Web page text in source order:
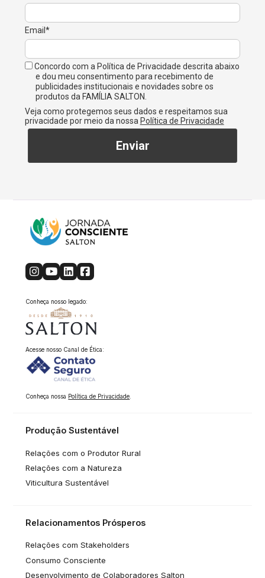
Email*
Concordo com a Política de Privacidade descrita abaixo
e dou meu consentimento para recebimento de
publicidades institucionais e novidades sobre os
produtos da FAMÍLIA SALTON.
Veja como protegemos seus dados e respeitamos sua
privacidade por meio da nossa Política de Privacidade
Enviar
Conheça nosso legado:
Acesse nosso Canal de Ética:
Conheça nossa Política de Privacidade
Produção Sustentável
Relações com o Produtor Rural
Relações com a Natureza
Viticultura Sustentável
Relacionamentos Prósperos
Relações com Stakeholders
Consumo Consciente
Desenvolvimento de Colaboradores Salton